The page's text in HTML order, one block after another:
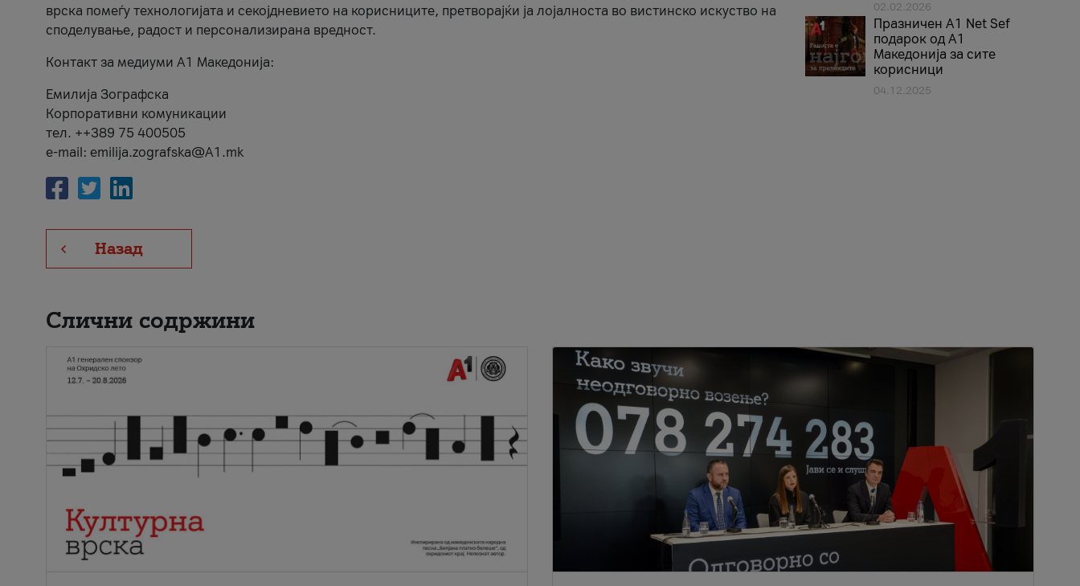
врска помеѓу технологијата и секојдневието на корисниците, претворајќи ја лојалноста во вистинско искуство на
споделување, радост и персонализирана вредност.
Контакт за медиуми А1 Македонија:
Емилија Зографска
Корпоративни комуникации
тел. ++389 75 400505
e-mail: emilija.zografska@A1.mk
Назад
02.02.2026
Празничен A1 Net Sеf
подарок од А1
Македонија за сите
корисници
04.12.2025
Слични содржини